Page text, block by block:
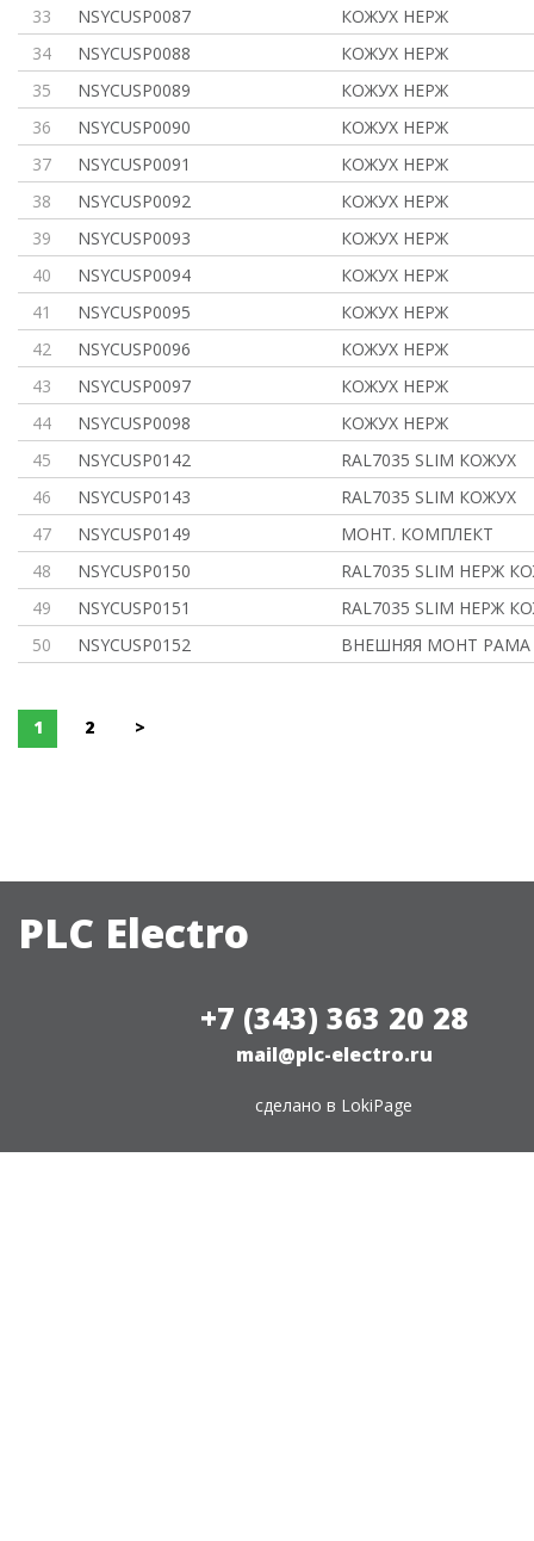
33
NSYCUSP0087
КОЖУХ НЕРЖ
34
NSYCUSP0088
КОЖУХ НЕРЖ
35
NSYCUSP0089
КОЖУХ НЕРЖ
36
NSYCUSP0090
КОЖУХ НЕРЖ
37
NSYCUSP0091
КОЖУХ НЕРЖ
38
NSYCUSP0092
КОЖУХ НЕРЖ
39
NSYCUSP0093
КОЖУХ НЕРЖ
40
NSYCUSP0094
КОЖУХ НЕРЖ
41
NSYCUSP0095
КОЖУХ НЕРЖ
42
NSYCUSP0096
КОЖУХ НЕРЖ
43
NSYCUSP0097
КОЖУХ НЕРЖ
44
NSYCUSP0098
КОЖУХ НЕРЖ
45
NSYCUSP0142
RAL7035 SLIM КОЖУХ
46
NSYCUSP0143
RAL7035 SLIM КОЖУХ
47
NSYCUSP0149
МОНТ. КОМПЛЕКТ
48
NSYCUSP0150
RAL7035 SLIM НЕРЖ
49
NSYCUSP0151
RAL7035 SLIM НЕРЖ
50
NSYCUSP0152 ВНЕШНЯЯ МОНТ РАМА
1 2 >
PLC Electro
+7 (343) 363 20 28
mail@plc-electro.ru
сделано в LokiPage